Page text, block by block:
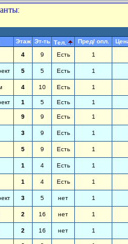
Этаж Эт-ть Тел. Пред/ опл.
4 9 Есть 1
5 5 Есть 1
4 10 Есть 1
1 5 Есть 1
9 9 Есть 1
3 9 Есть 1
5 9 Есть 1
1 4 Есть 1
1 4 Есть 1
3 5 нет 1
2 16 нет 1
2 16 нет 1